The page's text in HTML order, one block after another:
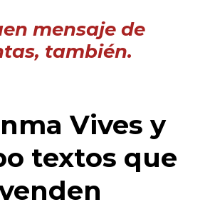
mensaje de
también.
Vives y
textos que